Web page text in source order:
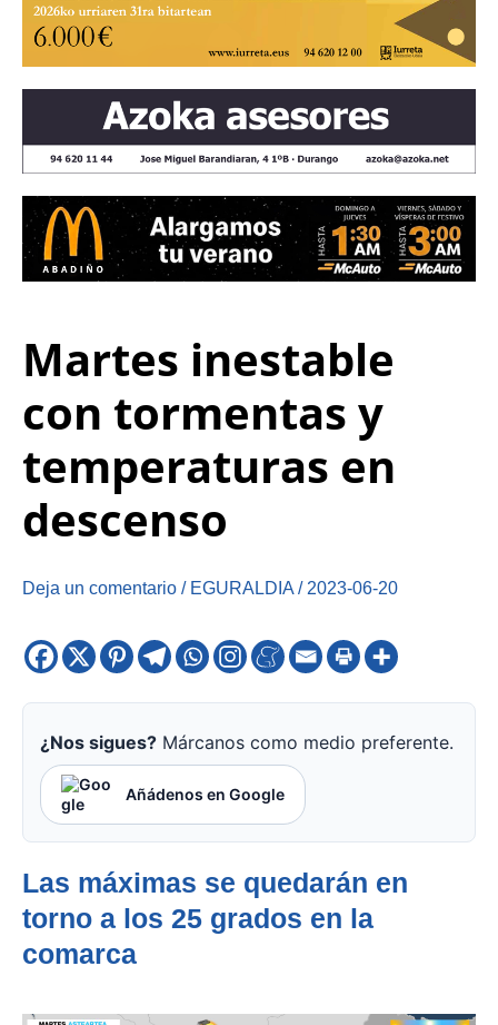
Martes inestable
con tormentas y
temperaturas en
descenso
Deja un comentario / EGURALDIA / 2023-06-20
¿Nos sigues? Márcanos como medio preferente.
Añádenos en Google
Las máximas se quedarán en
torno a los 25 grados en la
comarca